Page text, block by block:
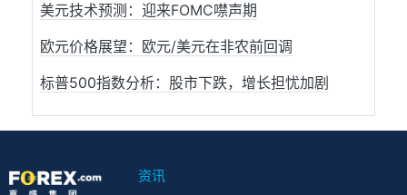
美元技术预测：迎来FOMC噤声期
欧元价格展望：欧元/美元在非农前回调
标普500指数分析：股市下跌，增长担忧加剧
资讯